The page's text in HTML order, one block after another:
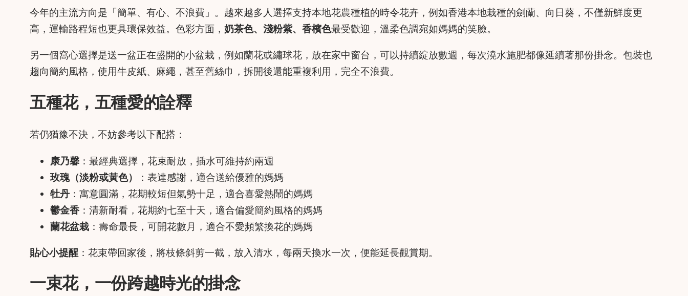
今年的主流方向是「簡單、有心、不浪費」。越來越多人選擇支持本地花農種植的時令花卉，例如香港本地栽種的劍蘭、向日葵，不僅新鮮度更
高，運輸路程短也更具環保效益。色彩方面， 奶茶色、淺粉紫、香檳色最受歡迎，溫柔色調宛如媽媽的笑臉。
另一個窩心選擇是送一盆正在盛開的小盆栽，例如蘭花或繡球花，放在家中窗台，可以持續綻放數週，每次澆水施肥都像延續著那份掛念。包裝也
趨向簡約風格，使用牛皮紙、麻繩，甚至舊絲巾，拆開後還能重複利用，完全不浪費。
五種花，五種愛的詮釋
若仍猶豫不決，不妨參考以下配搭：
康乃馨 ：最經典選擇，花束耐放，插水可維持約兩週
玫瑰（淡粉或黃色）
：表達感謝，適合送給優雅的媽媽
牡丹 ：寓意圓滿，花期較短但氣勢十足，適合喜愛熱鬧的媽媽
鬱金香：清新耐看，花期約七至十天，適合偏愛簡約風格的媽媽
蘭花盆栽 ：壽命最長，可開花數月，適合不愛頻繁換花的媽媽
貼心小提醒 ：花束帶回家後，將枝條斜剪一截，放入清水，每兩天換水一次，便能延長觀賞期。
一束花，一份跨越時光的掛念